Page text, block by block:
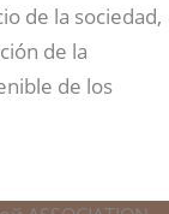
de la sociedad,
de la
de los